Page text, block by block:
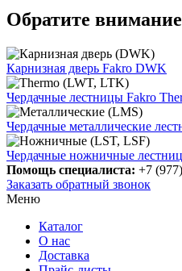
Обратите
Карнизная дверь Fakro DWK
Чердачные лестницы Fakro
Чердачные металлические
Чердачные ножничные
Помощь специалиста: +7 (977)
Заказать обратный звонок
Меню
Каталог
О нас
Доставка